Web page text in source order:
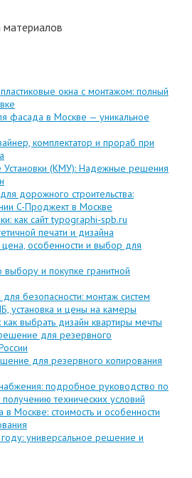
материалов
окна с монтажом: полный
фасада в Москве — уникальное
комплектатор и прораб при
Установки (КМУ): Надежные решения
дорожного строительства:
C-Проджект в Москве
как сайт typographi-spb.ru
печати и дизайна
цена, особенности и выбор для
и покупке гранитной
безопасности: монтаж систем
установка и цены на камеры
выбрать дизайн квартиры мечты
для резервного
для резервного копирования
подробное руководство по
технических условий
в Москве: стоимость и особенности
универсальное решение и